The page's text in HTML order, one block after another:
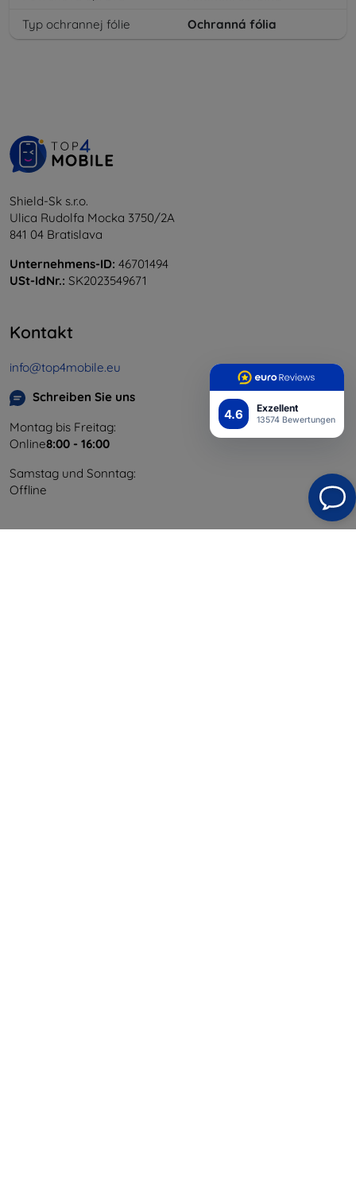
4.6 Exzellent
13574 Bewertungen
Typ ochrannej fólie
Ochranná fólia
Shield-Sk s.r.o.
Ulica Rudolfa Mocka 3750/2A
841 04 Bratislava
Unternehmens-ID: 46701494
USt-IdNr.: SK2023549671
Kontakt
info@top4mobile.eu
Schreiben Sie uns
Montag bis Freitag:
Online8:00 - 16:00
Samstag und Sonntag:
Offline